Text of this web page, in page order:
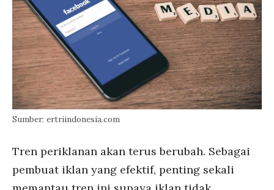
Sumber: ertriindonesia.com
Tren periklanan akan terus berubah. Sebagai
pembuat iklan yang efektif, penting sekali